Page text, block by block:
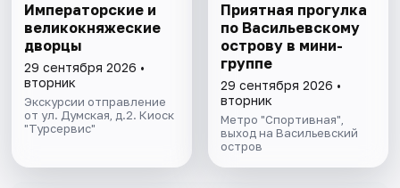
Императорские и
великокняжеские
дворцы
29 сентября 2026 •
вторник
Экскурсии отправление
от ул. Думская, д.2. Киоск
"Турсервис"
Приятная прогулка
по Васильевскому
острову в мини-
группе
29 сентября 2026 •
вторник
Метро "Спортивная",
выход на Васильевский
остров